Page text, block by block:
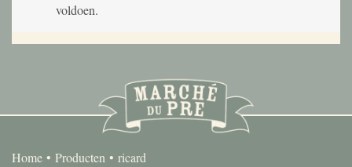
voldoen.
Home Producten ricard